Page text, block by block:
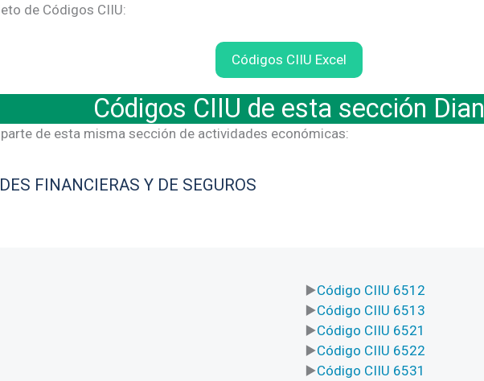
de Códigos CIIU:
Códigos CIIU Excel
Códigos CIIU de esta sección Dian
de esta misma sección de actividades económicas:
FINANCIERAS Y DE SEGUROS
Código CIIU 6512
Código CIIU 6513
Código CIIU 6521
Código CIIU 6522
Código CIIU 6531